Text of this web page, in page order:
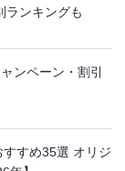
ランキングも
ンペーン・割引
すすめ35選 オリジ